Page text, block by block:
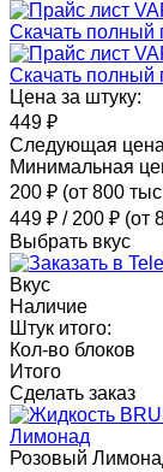
Скачать полный
Скачать полный
Цена за штуку:
449 ₽
Следующая
Минимальная
200 ₽ (от 800
449 ₽ / 200 ₽ (от
Выбрать вкус
Вкус
Наличие
Штук итого:
Кол-во блоков
Итого
Сделать заказ
Розовый